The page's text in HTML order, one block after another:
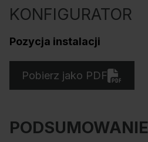
KONFIGURATOR
Pozycja instalacji
Pobierz jako PDF
PODSUMOWANIE